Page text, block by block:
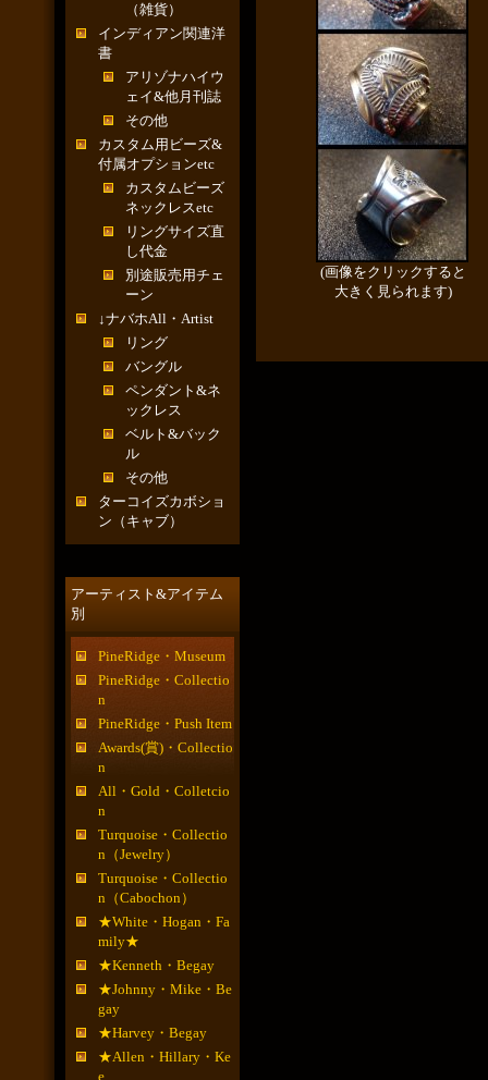
（雑貨）
インディアン関連洋
書
アリゾナハイウ
ェイ&他月刊誌
その他
カスタム用ビーズ&
付属オプションetc
カスタムビーズ
ネックレスetc
リングサイズ直
し代金
別途販売用チェ
ーン
↓ナバホAll・Artist
リング
バングル
ペンダント&ネ
ックレス
ベルト&バック
ル
その他
ターコイズカボショ
ン（キャブ）
アーティスト&アイテム
別
PineRidge・Museum
PineRidge・Collectio
n
PineRidge・Push Item
Awards(賞)・Collectio
n
All・Gold・Colletcio
n
Turquoise・Collectio
n（Jewelry）
Turquoise・Collectio
n（Cabochon）
★White・Hogan・Fa
mily★
★Kenneth・Begay
★Johnny・Mike・Be
gay
★Harvey・Begay
★Allen・Hillary・Ke
e
(画像をクリックすると
大きく見られます)